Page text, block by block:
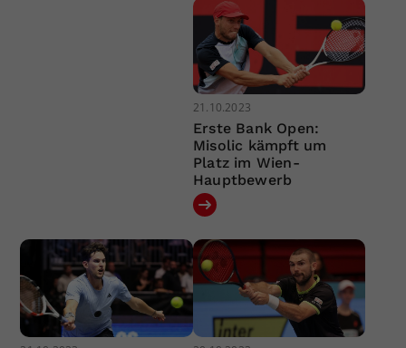
21.10.2023
Erste Bank Open:
Misolic kämpft um
Platz im Wien-
Hauptbewerb